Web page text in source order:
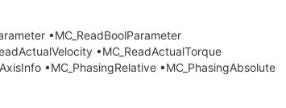
•MC_ReadBoolParameter
•MC_ReadActualTorque
•MC_PhasingRelative •MC_PhasingAbsolute